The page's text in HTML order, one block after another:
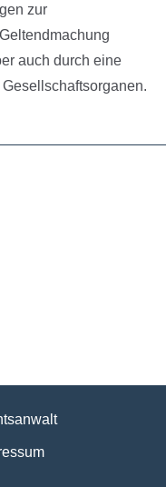
zur
auch durch eine